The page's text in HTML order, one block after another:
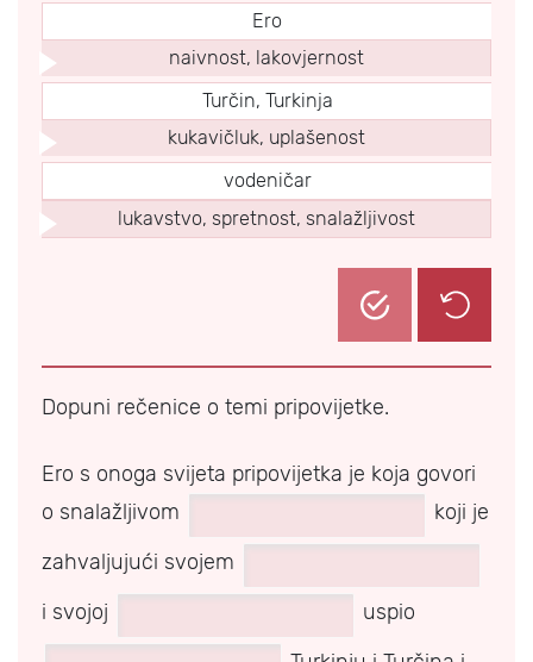
Ero
naivnost, lakovjernost
Turčin, Turkinja
kukavičluk, uplašenost
vodeničar
lukavstvo, spretnost, snalažljivost
Dopuni rečenice o temi pripovijetke.
Ero s onoga svijeta pripovijetka je koja govori
o snalažljivom
koji je
zahvaljujući svojem
i svojoj
uspio